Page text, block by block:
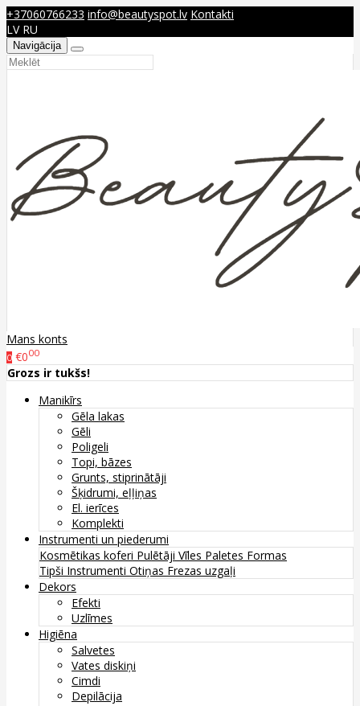
+37060766233 info@beautyspot.lv Kontakti
LV RU
Navigācija
Mans konts
0 €000
Grozs ir tukšs!
Manikīrs
Gēla lakas
Gēli
Poligeli
Topi, bāzes
Grunts, stiprinātāji
Šķidrumi, eļļiņas
El. ierīces
Komplekti
Instrumenti un piederumi
Kosmētikas koferi Pulētāji Vīles Paletes Formas
Tipši Instrumenti Otiņas Frezas uzgaļi
Dekors
Efekti
Uzlīmes
Higiēna
Salvetes
Vates diskiņi
Cimdi
Depilācija